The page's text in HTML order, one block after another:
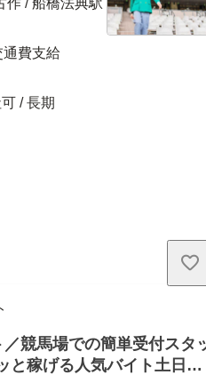
通費支給
/ 長期
競馬場での簡単受付スタ
と稼げる人気バイト土日ど